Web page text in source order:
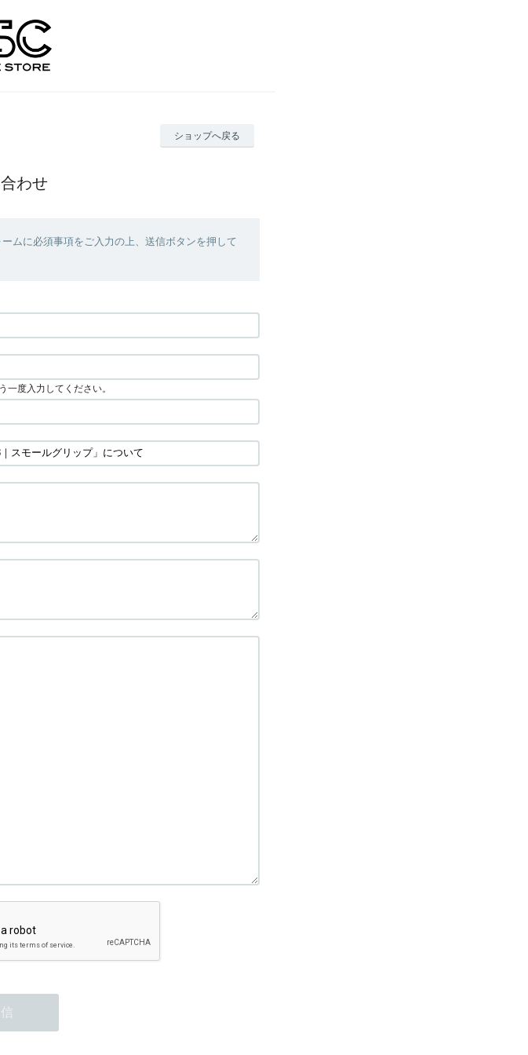
ショップへ戻る
わせ
ムに必須事項をご入力の上、送信ボタンを押して
一度入力してください。